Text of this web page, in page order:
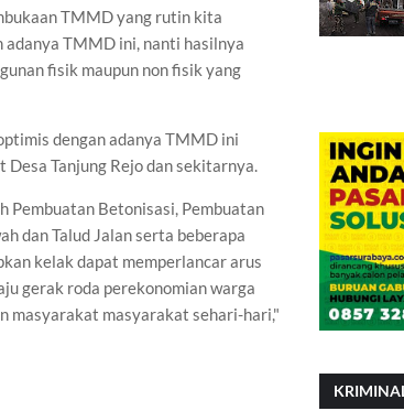
TMMD yang rutin kita
adanya TMMD ini, nanti hasilnya
fisik maupun non fisik yang
dengan adanya TMMD ini
Tanjung Rejo dan sekitarnya.
Pembuatan Betonisasi, Pembuatan
dan Talud Jalan serta beberapa
kelak dapat memperlancar arus
gerak roda perekonomian warga
masyarakat masyarakat sehari-hari,"